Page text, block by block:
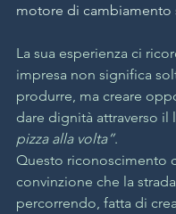
motore di cambiamento
La sua esperienza ci
impresa non significa
produrre, ma creare
dare dignità attraverso il
pizza alla volta”.
Questo riconoscimento
convinzione che la
percorrendo, fatta di